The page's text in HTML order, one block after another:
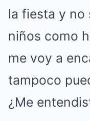
la fiesta y no
niños como
me voy a
tampoco
¿Me